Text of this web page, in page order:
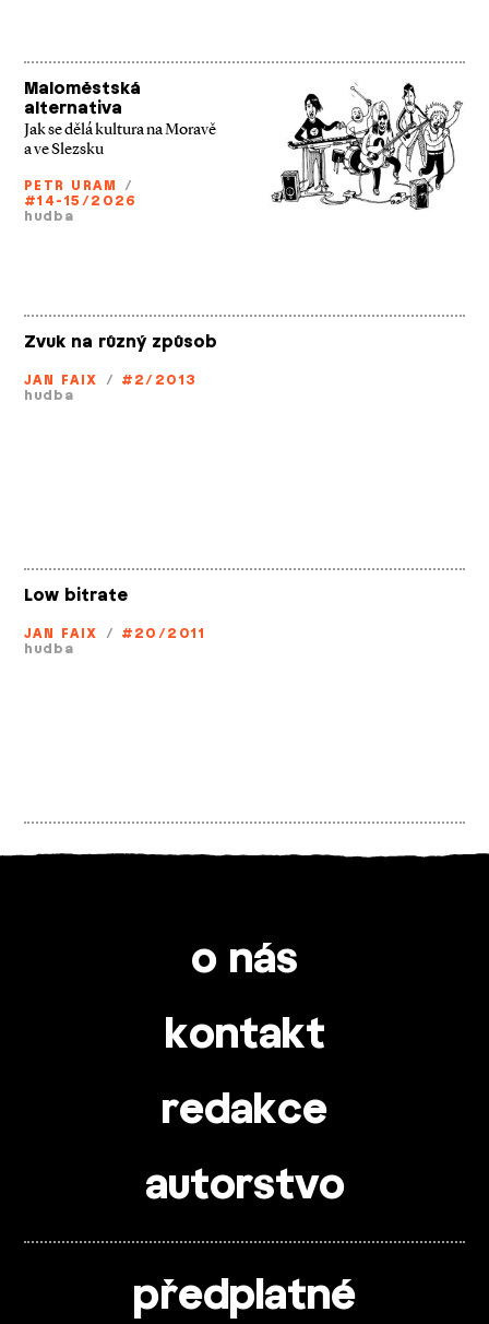
Maloměstská
alternativa
Jak se dělá kultura na Moravě
a ve Slezsku
PETR URAM /
#14-15/2026
hudba
Zvuk na různý způsob
JAN FAIX / #2/2013
hudba
Low bitrate
JAN FAIX / #20/2011
hudba
o nás
kontakt
redakce
autorstvo
předplatné